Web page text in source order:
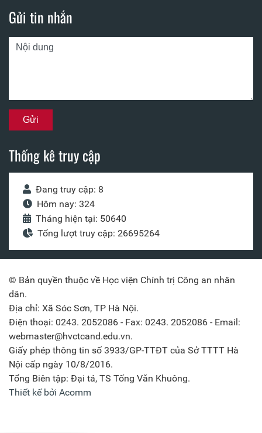
Gửi tin nhắn
Thống kê truy cập
Đang truy cập: 8
Hôm nay: 324
Tháng hiện tại: 50640
Tổng lượt truy cập: 26695264
© Bản quyền thuộc về Học viện Chính trị Công an nhân
dân.
Địa chỉ: Xã Sóc Sơn, TP Hà Nội.
Điện thoại: 0243. 2052086 - Fax: 0243. 2052086 - Email:
webmaster@hvctcand.edu.vn.
Giấy phép thông tin số 3933/GP-TTĐT của Sở TTTT Hà
Nội cấp ngày 10/8/2016.
Tổng Biên tập: Đại tá, TS Tống Văn Khuông.
Thiết kế bởi Acomm